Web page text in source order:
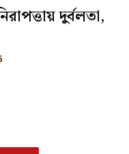
দুর্বলতা,